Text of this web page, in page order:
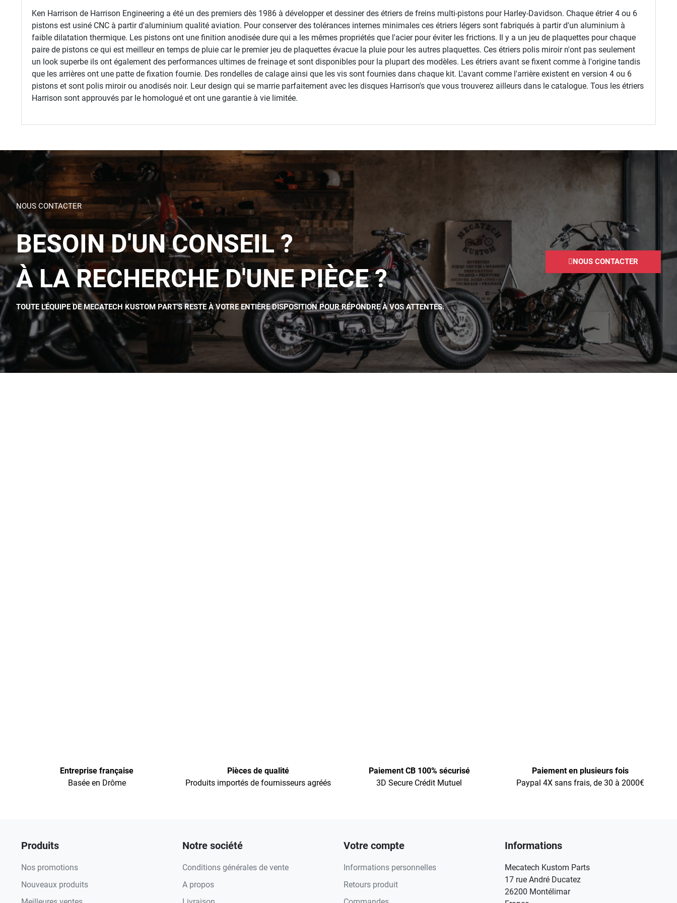
Ken Harrison de Harrison Engineering a été un des premiers dès 1986 à développer et dessiner des étriers de freins multi-pistons pour Harley-Davidson. Chaque étrier 4 ou 6
pistons est usiné CNC à partir d'aluminium qualité aviation. Pour conserver des tolérances internes minimales ces étriers légers sont fabriqués à partir d'un aluminium à
faible dilatation thermique. Les pistons ont une finition anodisée dure qui a les mêmes propriétés que l'acier pour éviter les frictions. Il y a un jeu de plaquettes pour chaque
paire de pistons ce qui est meilleur en temps de pluie car le premier jeu de plaquettes évacue la pluie pour les autres plaquettes. Ces étriers polis miroir n'ont pas seulement
un look superbe ils ont également des performances ultimes de freinage et sont disponibles pour la plupart des modèles. Les étriers avant se fixent comme à l'origine tandis
que les arrières ont une patte de fixation fournie. Des rondelles de calage ainsi que les vis sont fournies dans chaque kit. L'avant comme l'arrière existent en version 4 ou 6
pistons et sont polis miroir ou anodisés noir. Leur design qui se marrie parfaitement avec les disques Harrison's que vous trouverez ailleurs dans le catalogue. Tous les étriers
Harrison sont approuvés par le homologué et ont une garantie à vie limitée.
NOUS CONTACTER
BESOIN D'UN CONSEIL ?
À LA RECHERCHE D'UNE PIÈCE ?
TOUTE L'ÉQUIPE DE MECATECH KUSTOM PART'S RESTE À VOTRE ENTIÈRE DISPOSITION POUR RÉPONDRE À VOS ATTENTES.
NOUS CONTACTER
Entreprise française
Basée en Drôme
Pièces de qualité
Produits importés de fournisseurs agréés
Paiement CB 100% sécurisé
3D Secure Crédit Mutuel
Paiement en plusieurs fois
Paypal 4X sans frais, de 30 à 2000€
Produits
Nos promotions
Nouveaux produits
Notre société
Conditions générales de vente
A propos
Votre compte
Informations personnelles
Retours produit
Informations
Mecatech Kustom Parts
17 rue André Ducatez
26200 Montélimar